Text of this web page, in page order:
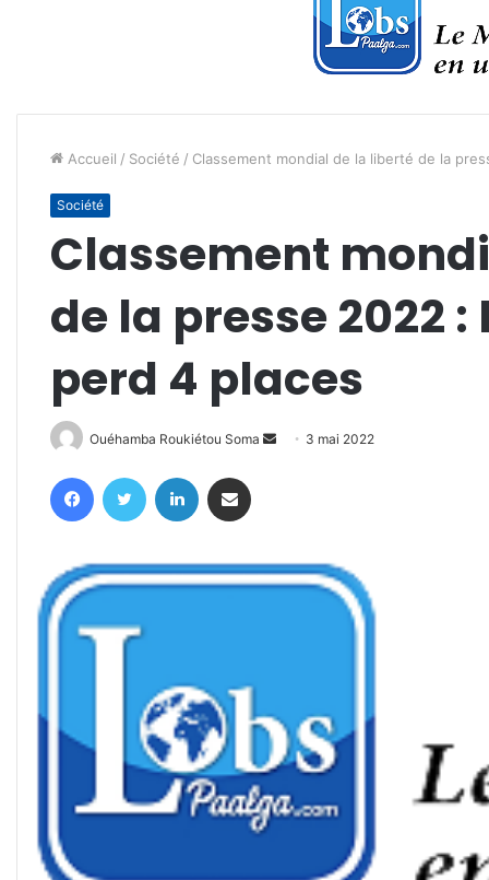
Accueil / Société / Classement mondial de la liberté de la
Société
Classement
de la presse 2022 :
perd 4 places
Ouéhamba Roukiétou Soma
Envoyer3 mai 2022
FacebookTwitter Linkedin